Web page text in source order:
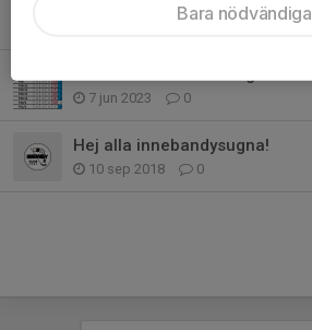
7 jun 2023 0
Hej alla innebandysugna!
10 sep 2018 0
Bara nödvändiga